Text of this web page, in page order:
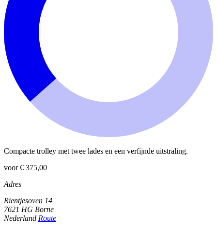
Compacte trolley met twee lades en een verfijnde uitstraling.
voor € 375,00
Adres
Rientjesoven 14
7621 HG Borne
Nederland Route